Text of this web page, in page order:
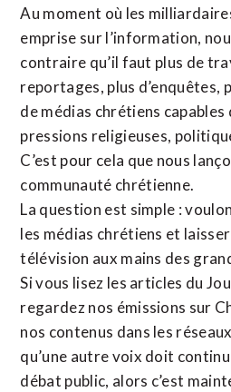
Au moment où les
emprise sur l’information,
contraire qu’il faut plus de
reportages, plus d’enquêtes,
de médias chrétiens
pressions religieuses,
C’est pour cela que nous
communauté chrétienne.
La question est simple :
les médias chrétiens et
télévision aux mains des
Si vous lisez les articles du
regardez nos émissions sur
nos contenus dans les
qu’une autre voix doit
débat public, alors c’est